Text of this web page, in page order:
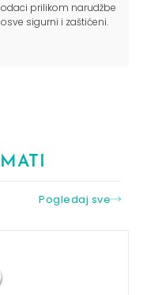
prilikom narudžbe
sigurni i zaštićeni.
Pogledaj sve